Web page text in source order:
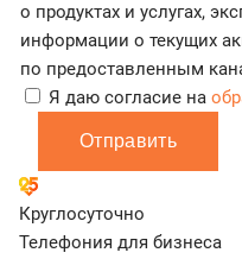
о продуктах и услугах,
информации о текущих
по предоставленным
Я даю согласие на
Отправить
Круглосуточно
Телефония для бизнеса